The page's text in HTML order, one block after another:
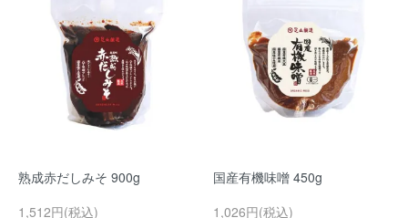
熟成赤だしみそ 900g
1,512円(税込)
国産有機味噌 450g
1,026円(税込)